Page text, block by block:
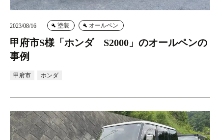
2023/08/16 塗装 オールペン
甲府市S様「ホンダ S2000」のオールペンの
事例
甲府市 ホンダ